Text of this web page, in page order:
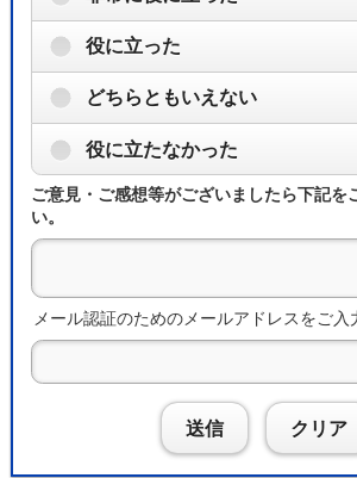
役に立った
どちらともいえない
役に立たなかった
ご意見・ご感想等がございましたら下記を
い。
メール認証のためのメールアドレスをご入
送信 クリア